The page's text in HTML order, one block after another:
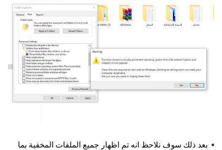
بعد ذلك سوف نلاحظ انه تم اظهار جميع الملفات المخفية بما